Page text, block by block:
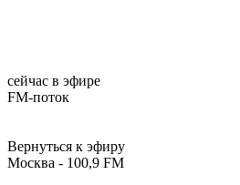
сейчас в эфире
FM-поток
Вернуться к эфиру
Москва - 100,9 FM